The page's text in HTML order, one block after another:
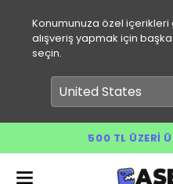
Konumunuza özel
alışveriş yapmak için
seçin.
500 TL ÜZERI